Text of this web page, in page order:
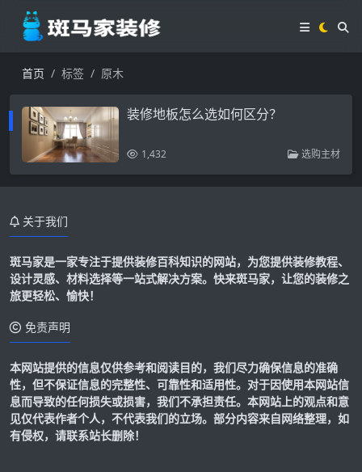
首页 标签 原木
装修地板怎么选如何区分？
1,432 选购主材
关于我们
斑马家是一家专注于提供装修百科知识的网站，为您提供装修教程、
设计灵感、材料选择等一站式解决方案。快来斑马家，让您的装修之
旅更轻松、愉快！
免责声明
本网站提供的信息仅供参考和阅读目的，我们尽力确保信息的准确
性，但不保证信息的完整性、可靠性和适用性。对于因使用本网站信
息而导致的任何损失或损害，我们不承担责任。本网站上的观点和意
见仅代表作者个人，不代表我们的立场。部分内容来自网络整理，如
有侵权，请联系站长删除！